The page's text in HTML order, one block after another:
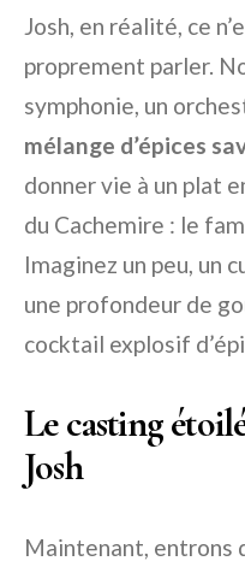
Josh, en réalité, ce
proprement parler.
symphonie, un
mélange d’épices
donner vie à un plat
du Cachemire : le
Imaginez un peu, un
une profondeur de
cocktail explosif
Le casting
Josh
Maintenant, entrons